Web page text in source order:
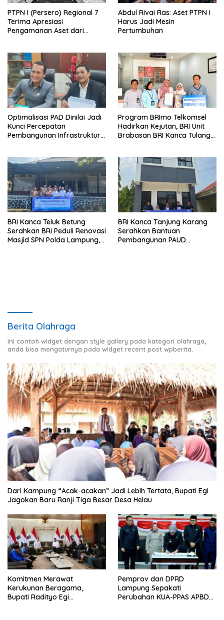
PTPN I (Persero) Regional 7
Terima Apresiasi
Pengamanan Aset dari
Abdul Rivai Ras: Aset PTPN I
Harus Jadi Mesin
Pertumbuhan
Optimalisasi PAD Dinilai Jadi
Kunci Percepatan
Pembangunan Infrastruktur
Program BRImo Telkomsel
Hadirkan Kejutan, BRI Unit
Brabasan BRI Kanca Tulang
Mesuji
BRI Kanca Teluk Betung
Serahkan BRI Peduli Renovasi
Masjid SPN Polda Lampung,
BRI Kanca Tanjung Karang
Serahkan Bantuan
Pembangunan PAUD
Berita Olahraga
Ini contoh widget dengan style gallery pada kategori olahraga,
anda bisa mengaturnya pada widget recent post wpberita.
Dari Kampung “Acak-acakan” Jadi Lebih Tertata, Bupati Egi
Jagokan Baru Ranji Tiga Besar Desa Helau
Komitmen Merawat
Kerukunan Beragama,
Bupati Radityo Egi
Pemprov dan DPRD
Lampung Sepakati
Perubahan KUA-PPAS APBD